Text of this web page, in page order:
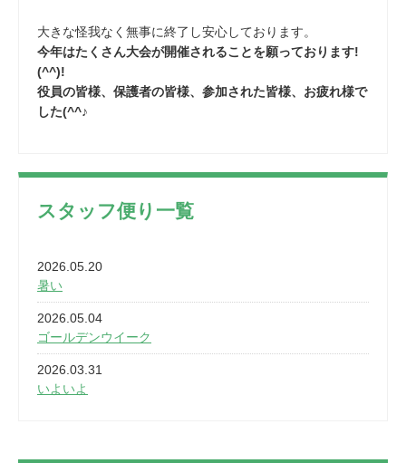
大きな怪我なく無事に終了し安心しております。
今年はたくさん大会が開催されることを願っております!
(^^)!
役員の皆様、保護者の皆様、参加された皆様、お疲れ様で
した(^^♪
スタッフ便り一覧
2026.05.20
暑い
2026.05.04
ゴールデンウイーク
2026.03.31
いよいよ